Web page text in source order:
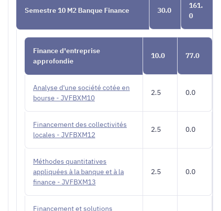
Semestre 10 M2 Banque Finance 30.0
161.
0
Finance d'entreprise
approfondie
10.0 77.0
Analyse d'une société cotée en
bourse - JVFBXM10
2.5 0.0
Financement des collectivités
locales - JVFBXM12
2.5 0.0
Méthodes quantitatives
appliquées à la banque et à la
finance - JVFBXM13
2.5 0.0
Financement et solutions